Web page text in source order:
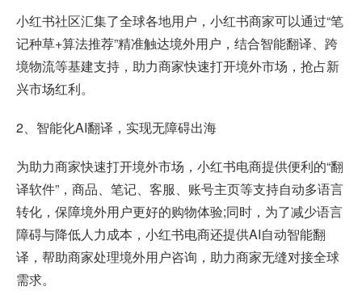
小红书社区汇集了全球各地用户，小红书商家可以通过“笔
记种草+算法推荐”精准触达境外用户，结合智能翻译、跨
境物流等基建支持，助力商家快速打开境外市场，抢占新
兴市场红利。
2、智能化AI翻译，实现无障碍出海
为助力商家快速打开境外市场，小红书电商提供便利的“翻
译软件”，商品、笔记、客服、账号主页等支持自动多语言
转化，保障境外用户更好的购物体验;同时，为了减少语言
障碍与降低人力成本，小红书电商还提供AI自动智能翻
译，帮助商家处理境外用户咨询，助力商家无缝对接全球
需求。